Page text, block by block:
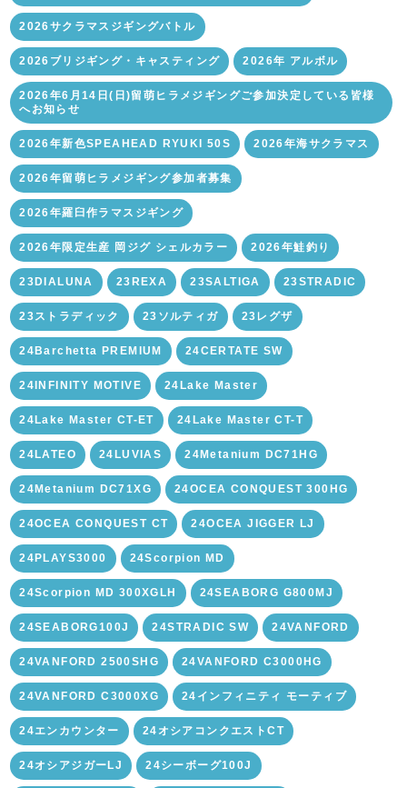
2026サクラマスジギングバトル
2026ブリジギング・キャスティング 2026年 アルボル
2026年6月14日(日)留萌ヒラメジギングご参加決定している皆様
へお知らせ
2026年新色SPEAHEAD RYUKI 50S 2026年海サクラマス
2026年留萌ヒラメジギング参加者募集
2026年羅臼作ラマスジギング
2026年限定生産 岡ジグ シェルカラー 2026年鮭釣り
23DIALUNA 23REXA 23SALTIGA 23STRADIC
23ストラディック 23ソルティガ 23レグザ
24Barchetta PREMIUM 24CERTATE SW
24INFINITY MOTIVE 24Lake Master
24Lake Master CT-ET 24Lake Master CT-T
24LATEO 24LUVIAS 24Metanium DC71HG
24Metanium DC71XG 24OCEA CONQUEST 300HG
24OCEA CONQUEST CT 24OCEA JIGGER LJ
24PLAYS3000 24Scorpion MD
24Scorpion MD 300XGLH 24SEABORG G800MJ
24SEABORG100J 24STRADIC SW 24VANFORD
24VANFORD 2500SHG 24VANFORD C3000HG
24VANFORD C3000XG 24インフィニティ モーティブ
24エンカウンター 24オシアコンクエストCT
24オシアジガーLJ 24シーボーグ100J